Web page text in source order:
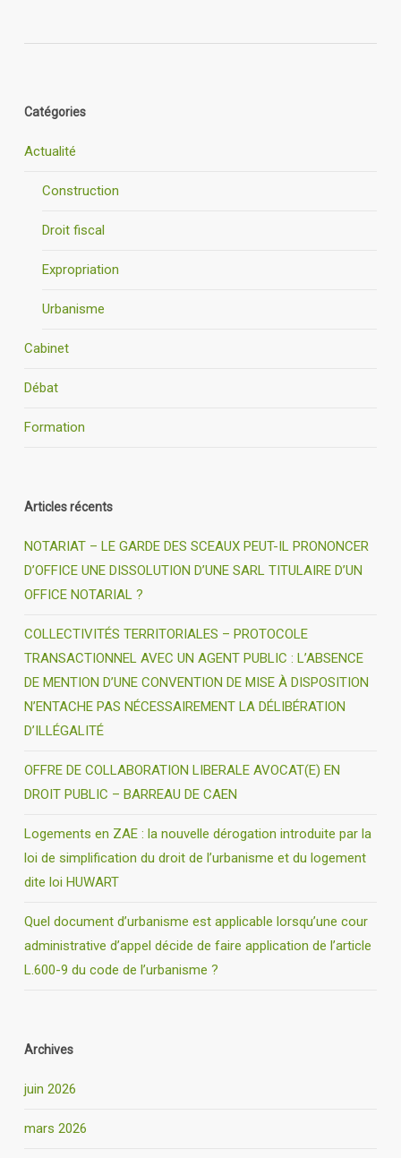
Catégories
Actualité
Construction
Droit fiscal
Expropriation
Urbanisme
Cabinet
Débat
Formation
Articles récents
NOTARIAT – LE GARDE DES SCEAUX PEUT-IL PRONONCER
D’OFFICE UNE DISSOLUTION D’UNE SARL TITULAIRE D’UN
OFFICE NOTARIAL ?
COLLECTIVITÉS TERRITORIALES – PROTOCOLE
TRANSACTIONNEL AVEC UN AGENT PUBLIC : L’ABSENCE
DE MENTION D’UNE CONVENTION DE MISE À DISPOSITION
N’ENTACHE PAS NÉCESSAIREMENT LA DÉLIBÉRATION
D’ILLÉGALITÉ
OFFRE DE COLLABORATION LIBERALE AVOCAT(E) EN
DROIT PUBLIC – BARREAU DE CAEN
Logements en ZAE : la nouvelle dérogation introduite par la
loi de simplification du droit de l’urbanisme et du logement
dite loi HUWART
Quel document d’urbanisme est applicable lorsqu’une cour
administrative d’appel décide de faire application de l’article
L.600-9 du code de l’urbanisme ?
Archives
juin 2026
mars 2026